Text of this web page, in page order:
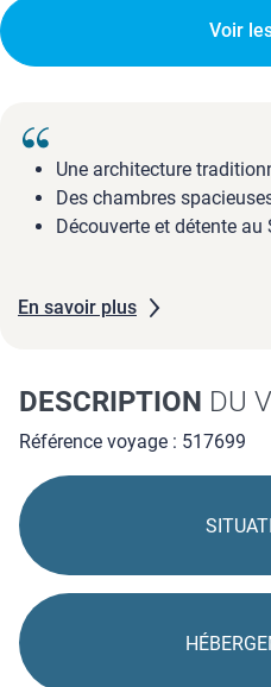
Voir
Une architecture
Des chambres
Découverte et détente au
En savoir plus
DESCRIPTION DU
Référence voyage : 517699